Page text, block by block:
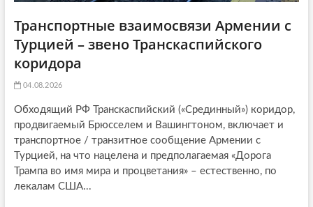
Транспортные взаимосвязи Армении с
Турцией – звено Транскаспийского
коридора
04.08.2026
Обходящий РФ Транскаспийский («Срединный») коридор,
продвигаемый Брюсселем и Вашингтоном, включает и
транспортное / транзитное сообщение Армении с
Турцией, на что нацелена и предполагаемая «Дорога
Трампа во имя мира и процветания» – естественно, по
лекалам США...